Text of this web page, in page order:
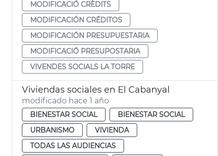
MODIFICACIÓ CRÈDITS
MODIFICACIÓN CRÉDITOS
MODIFICACIÓN PRESUPUESTARIA
MODIFICACIÓ PRESUPOSTARIA
VIVENDES SOCIALS LA TORRE
Viviendas sociales en El Cabanyal
modificado hace 1 año
BIENESTAR SOCIAL
BIENESTAR SOCIAL
URBANISMO
VIVIENDA
TODAS LAS AUDIENCIAS